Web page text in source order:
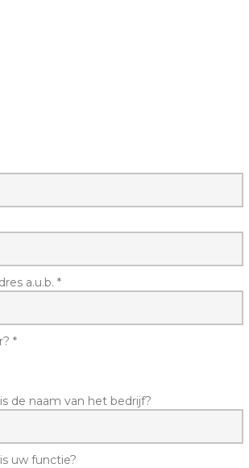
a.u.b. *
*
de naam van het bedrijf?
uw functie?